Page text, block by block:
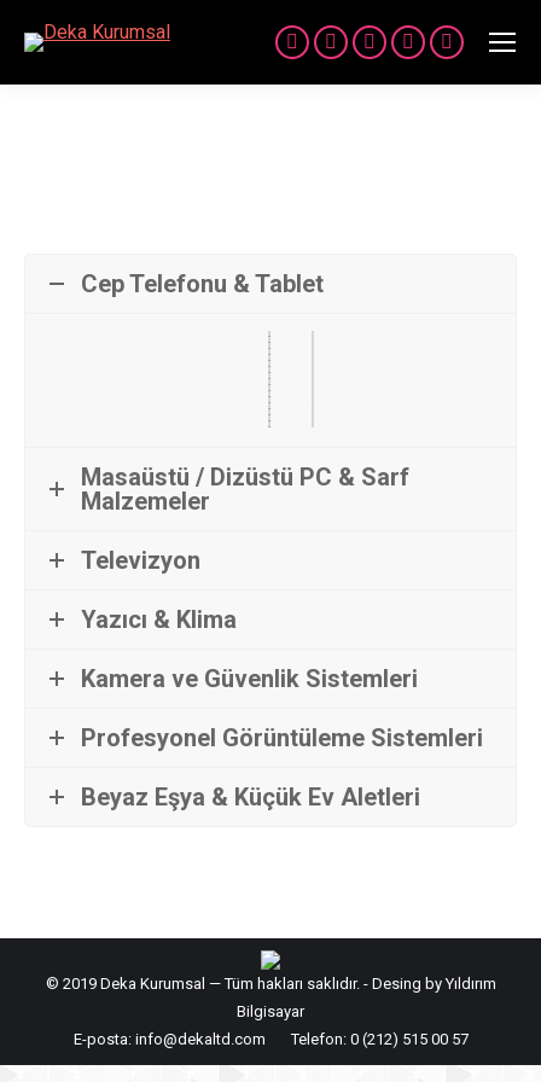
Facebook
TwitterLinkedinInstagram
YouTube
Cep Telefonu & Tablet
Masaüstü / Dizüstü PC & Sarf
Malzemeler
Televizyon
Yazıcı & Klima
Kamera ve Güvenlik Sistemleri
Profesyonel Görüntüleme Sistemleri
Beyaz Eşya & Küçük Ev Aletleri
© 2019 Deka Kurumsal — Tüm hakları saklıdır. - Desing by Yıldırım
Bilgisayar
E-posta: info@dekaltd.com Telefon: 0 (212) 515 00 57